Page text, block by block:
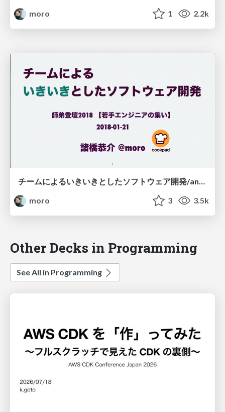
moro
1 2.2k
チームによるいきいきとしたソフトウェア開発/an-alive-team-grows-software
moro
3 3.5k
Other Decks in Programming
See All in Programming